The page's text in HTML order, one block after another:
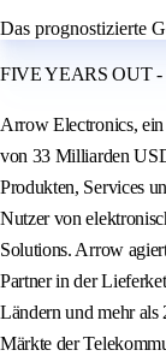
Das prognostizierte
FIVE YEARS OUT
Arrow Electronics,
von 33 Milliarden
Produkten, Services
Nutzer von
Solutions. Arrow
Partner in der
Ländern und mehr
Märkte der